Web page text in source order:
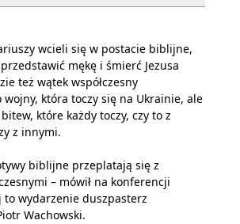
wcieli się w postacie biblijne,
mękę i śmierć Jezusa
też wątek współczesny
wojny, która toczy się na Ukrainie, ale
które każdy toczy, czy to z
z innymi.
biblijne przeplatają się z
– mówił na konferencji
to wydarzenie duszpasterz
Wachowski.